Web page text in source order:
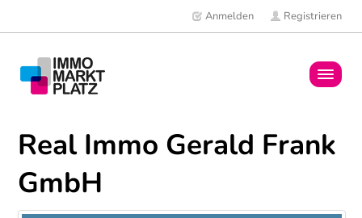
Anmelden Registrieren
Mitglieder
Real Immo Gerald Frank
GmbH